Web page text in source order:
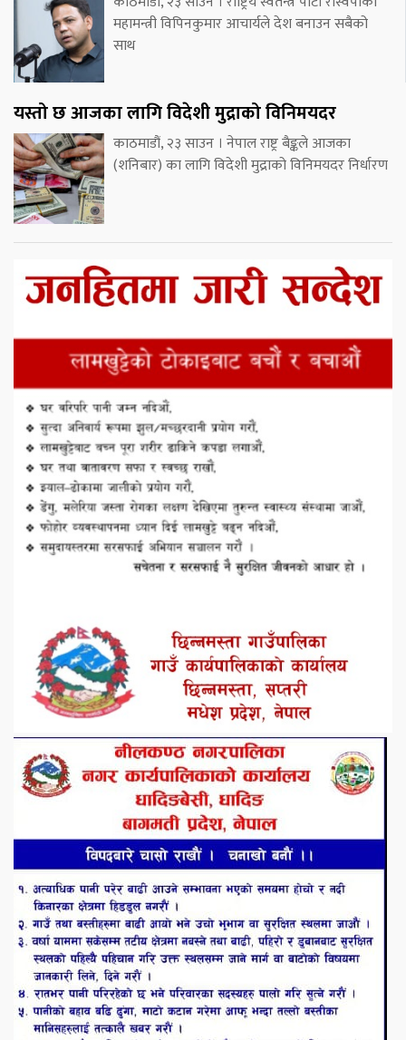
महामन्त्री विपिनकुमार आचार्यले देश बनाउन सबैको
साथ
यस्तो छ आजका लागि विदेशी मुद्राको विनिमयदर
काठमाडौं, २३ साउन । नेपाल राष्ट्र बैङ्कले आजका
(शनिबार) का लागि विदेशी मुद्राको विनिमयदर निर्धारण